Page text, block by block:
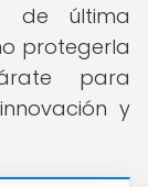
de última
protegerla
para
y